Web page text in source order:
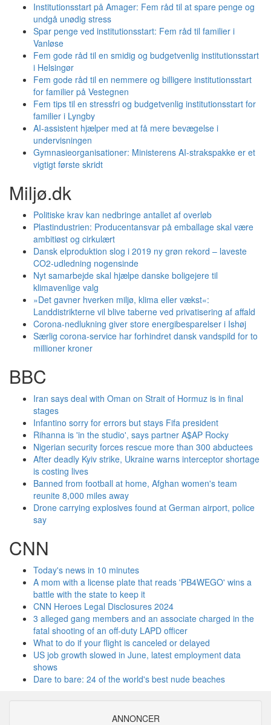
Institutionsstart på Amager: Fem råd til at spare penge og
undgå unødig stress
Spar penge ved institutionsstart: Fem råd til familier i
Vanløse
Fem gode råd til en smidig og budgetvenlig institutionsstart
i Helsingør
Fem gode råd til en nemmere og billigere institutionsstart
for familier på Vestegnen
Fem tips til en stressfri og budgetvenlig institutionsstart for
familier i Lyngby
AI-assistent hjælper med at få mere bevægelse i
undervisningen
Gymnasieorganisationer: Ministerens AI-strakspakke er et
vigtigt første skridt
Miljø.dk
Politiske krav kan nedbringe antallet af overløb
Plastindustrien: Producentansvar på emballage skal være
ambitiøst og cirkulært
Dansk elproduktion slog i 2019 ny grøn rekord – laveste
CO2-udledning nogensinde
Nyt samarbejde skal hjælpe danske boligejere til
klimavenlige valg
»Det gavner hverken miljø, klima eller vækst«:
Landdistrikterne vil blive taberne ved privatisering af affald
Corona-nedlukning giver store energibesparelser i Ishøj
Særlig corona-service har forhindret dansk vandspild for to
millioner kroner
BBC
Iran says deal with Oman on Strait of Hormuz is in final
stages
Infantino sorry for errors but stays Fifa president
Rihanna is 'in the studio', says partner A$AP Rocky
Nigerian security forces rescue more than 300 abductees
After deadly Kyiv strike, Ukraine warns interceptor shortage
is costing lives
Banned from football at home, Afghan women's team
reunite 8,000 miles away
Drone carrying explosives found at German airport, police
say
CNN
Today's news in 10 minutes
A mom with a license plate that reads 'PB4WEGO' wins a
battle with the state to keep it
CNN Heroes Legal Disclosures 2024
3 alleged gang members and an associate charged in the
fatal shooting of an off-duty LAPD officer
What to do if your flight is canceled or delayed
US job growth slowed in June, latest employment data
shows
Dare to bare: 24 of the world's best nude beaches
ANNONCER